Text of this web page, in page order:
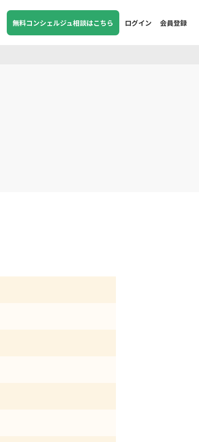
無料コンシェルジュ相談はこちら ログイン 会員登録